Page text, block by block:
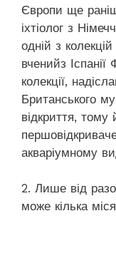
Європи ще
іхтіолог з
одній з
вченийз
колекції,
Британського
відкриття, тому
акваріумному
2. Лише від
може кілька